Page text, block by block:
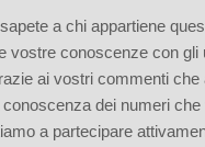
a chi appartiene
vostre conoscenze con gli
ai vostri commenti che
dei numeri che
a partecipare